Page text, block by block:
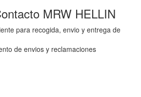
MRW HELLIN
para recogida, envio y entrega de
de envios y reclamaciones